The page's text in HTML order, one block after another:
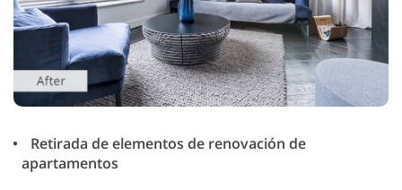
Retirada de elementos de renovación de
apartamentos